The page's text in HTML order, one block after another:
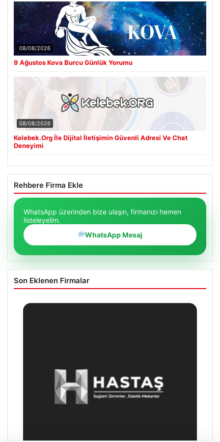
08/08/2026
9 Ağustos Kova Burcu Günlük Yorumu
08/08/2026
Kelebek.Org İle Dijital İletişimin Güvenli Adresi Ve Chat
Deneyimi
Rehbere Firma Ekle
WhatsApp üzerinden bize ulaşın, firmanızı hemen
listeleyelim.
WhatsApp Mesaj
Son Eklenen Firmalar